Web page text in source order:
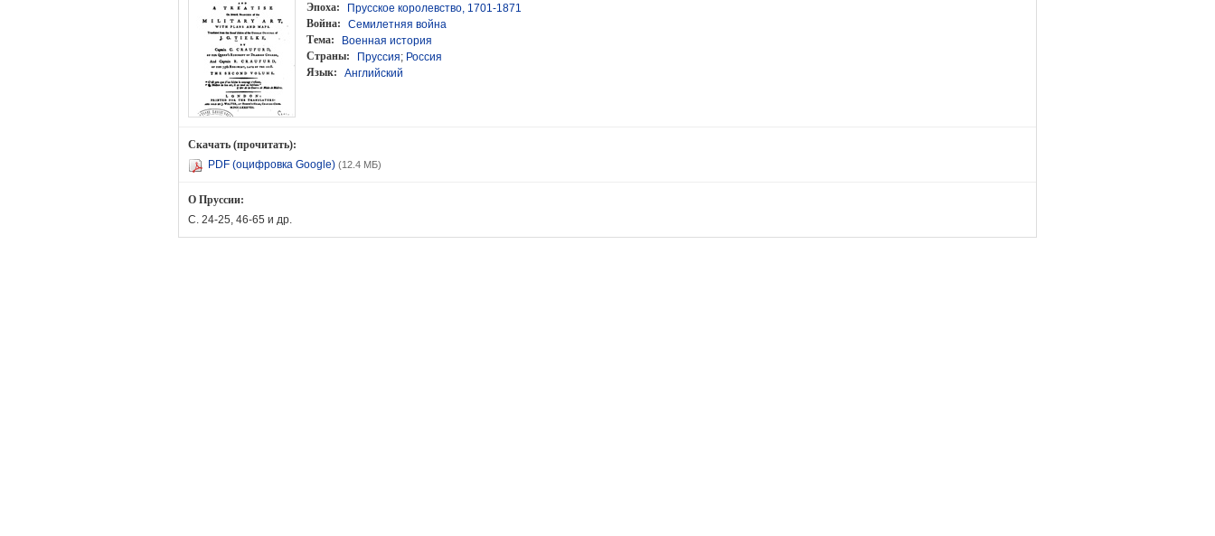
Эпоха:
Прусское королевство, 1701-1871
Война:
Семилетняя война
Тема:
Военная история
Страны:
Пруссия; Россия
Язык:
Английский
Скачать (прочитать):
PDF (оцифровка Google) (12.4 МБ)
О Пруссии:
С. 24-25, 46-65 и др.